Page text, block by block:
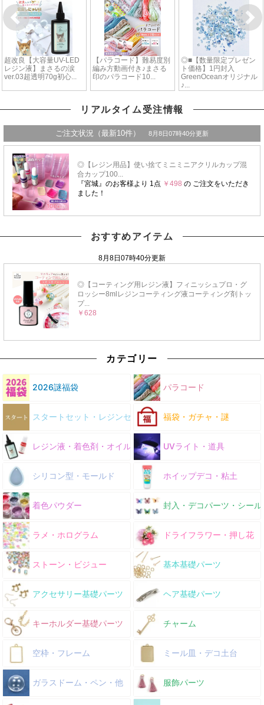
リアルタイム受注情報
おすすめアイテム
カテゴリー
2026謎福袋 パラコード
スタートセット・レジンセット 福袋・ガチャ・謎
レジン液・着色剤・オイル UVライト・道具
シリコン型・モールド ホイップデコ・粘土
着色パウダー 封入・デコパーツ・シール
ラメ・ホログラム ドライフラワー・押し花
ストーン・ビジュー 基本基礎パーツ
アクセサリー基礎パーツ ヘア基礎パーツ
キーホルダー基礎パーツ チャーム
空枠・フレーム ミール皿・デコ土台
ガラスドーム・ペン・他 服飾パーツ